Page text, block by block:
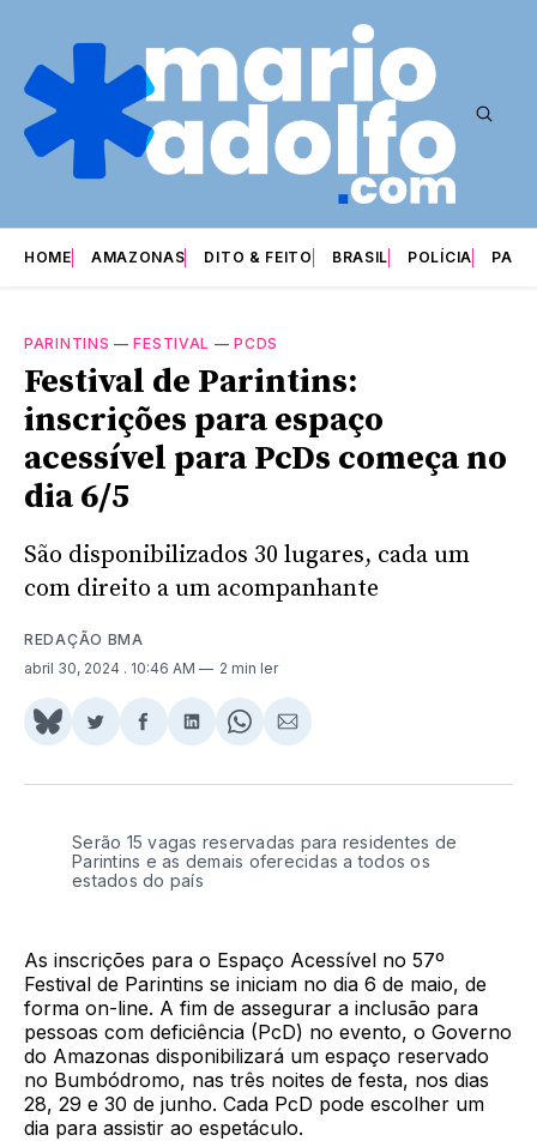
HOME AMAZONAS DITO & FEITO BRASIL POLÍCIA
PARINTINS —FESTIVAL —PCDS
Festival de Parintins:
inscrições para espaço
acessível para PcDs começa no
dia 6/5
São disponibilizados 30 lugares, cada um
com direito a um acompanhante
REDAÇÃO BMA
abril 30, 2024 . 10:46 AM 2 min ler
Share
BlueSky
Compartilhar
Twitter
Compartilhar
Facebook
Compartilhar
LinkedIn
Share
WhatsApp
Compartilhar
Email
Serão 15 vagas reservadas para residentes de
Parintins e as demais oferecidas a todos os
estados do país
As inscrições para o Espaço Acessível no 57º
Festival de Parintins se iniciam no dia 6 de maio, de
forma on-line. A fim de assegurar a inclusão para
pessoas com deficiência (PcD) no evento, o Governo
do Amazonas disponibilizará um espaço reservado
no Bumbódromo, nas três noites de festa, nos dias
28, 29 e 30 de junho. Cada PcD pode escolher um
dia para assistir ao espetáculo.